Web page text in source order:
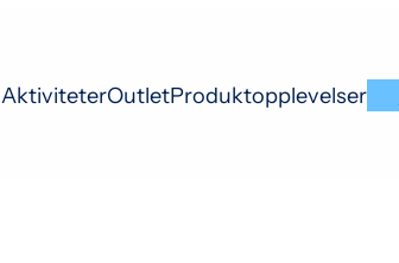
AktiviteterOutletProduktopplevelser